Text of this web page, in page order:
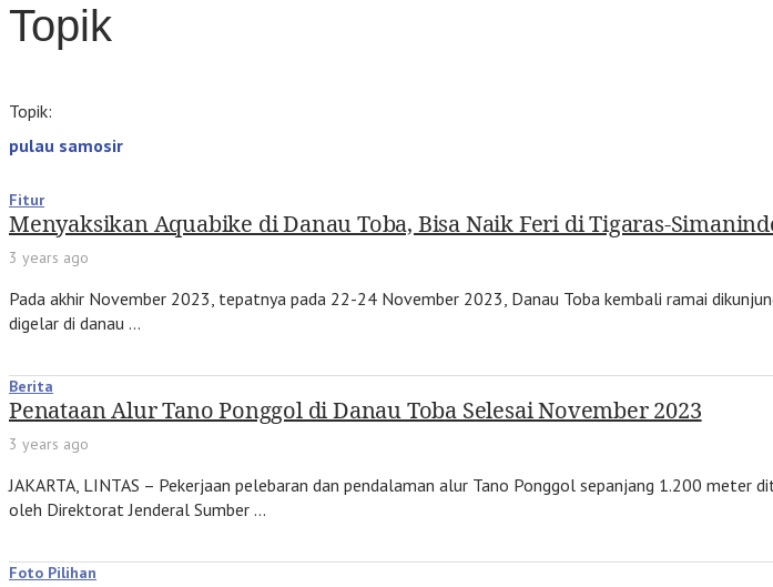
Topik
Topik:
pulau samosir
Fitur
Menyaksikan Aquabike di Danau Toba, Bisa Naik Feri di Tigaras-
3 years ago
Pada akhir November 2023, tepatnya pada 22-24 November 2023, Danau Toba kembali ramai
digelar di danau …
Berita
Penataan Alur Tano Ponggol di Danau Toba Selesai November 2023
3 years ago
JAKARTA, LINTAS – Pekerjaan pelebaran dan pendalaman alur Tano Ponggol sepanjang 1.200 meter
oleh Direktorat Jenderal Sumber …
Foto Pilihan